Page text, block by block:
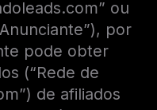
ou
por
pode obter
(“Rede de
de afiliados